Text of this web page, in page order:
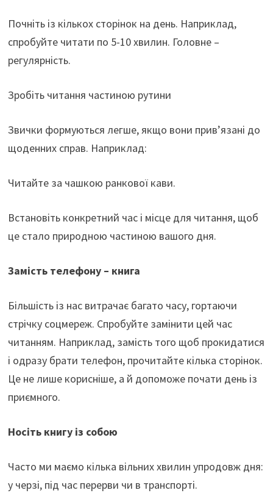
Почніть із кількох сторінок на день. Наприклад,
спробуйте читати по 5-10 хвилин. Головне –
регулярність.
Зробіть читання частиною рутини
Звички формуються легше, якщо вони прив’язані до
щоденних справ. Наприклад:
Читайте за чашкою ранкової кави.
Встановіть конкретний час і місце для читання, щоб
це стало природною частиною вашого дня.
Замість телефону – книга
Більшість із нас витрачає багато часу, гортаючи
стрічку соцмереж. Спробуйте замінити цей час
читанням. Наприклад, замість того щоб прокидатися
і одразу брати телефон, прочитайте кілька сторінок.
Це не лише корисніше, а й допоможе почати день із
приємного.
Носіть книгу із собою
Часто ми маємо кілька вільних хвилин упродовж дня:
у черзі, під час перерви чи в транспорті.